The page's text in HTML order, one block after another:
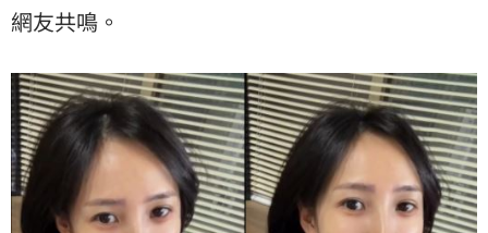
網友共鳴。